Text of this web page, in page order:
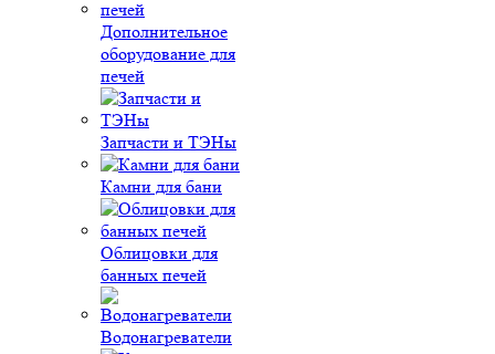
Дополнительное
оборудование для
печей
Запчасти и ТЭНы
Камни для бани
Облицовки для
банных печей
Водонагреватели